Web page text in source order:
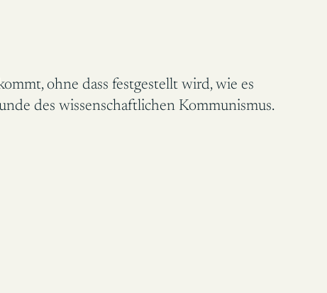
ohne dass festgestellt wird, wie es
des wissenschaftlichen Kommunismus.